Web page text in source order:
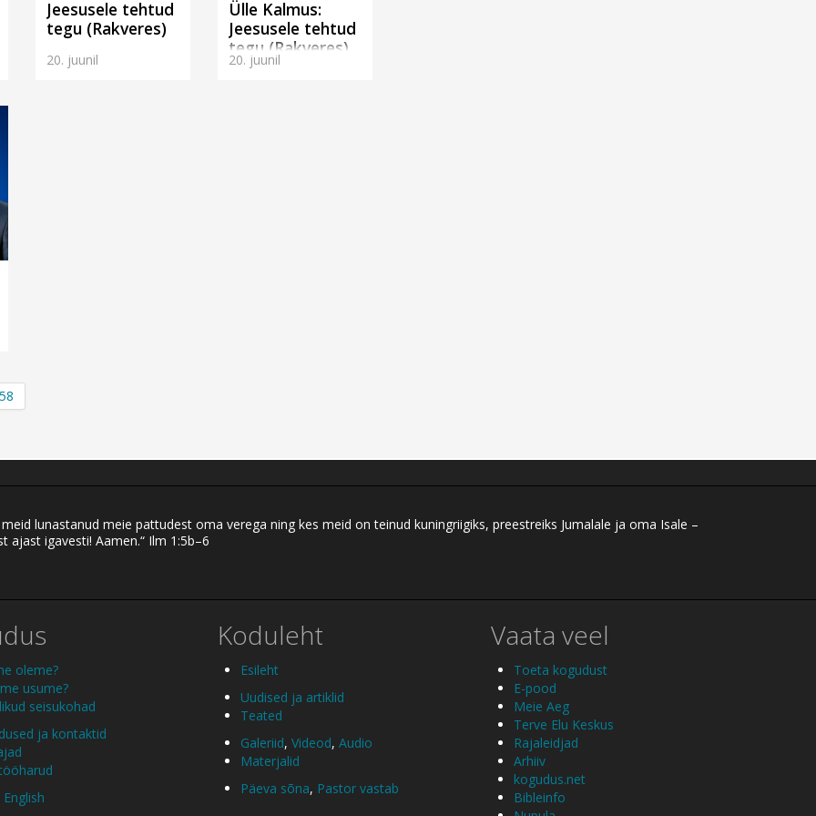
Jeesusele tehtud
tegu (Rakveres)
20. juunil
Ülle Kalmus:
Jeesusele tehtud
tegu (Rakveres)
20. juunil
lunastanud meie pattudest oma verega ning kes meid on teinud kuningriigiks, preestreiks Jumalale ja oma Isale –
ajast igavesti! Aamen.“ Ilm 1:5b–6
oleme?
usume?
seisukohad
ja kontaktid
English
Koduleht
Esileht
Uudised ja artiklid
Teated
Galeriid, Videod, Audio
Materjalid
Päeva sõna, Pastor vastab
Vaata veel
Toeta kogudust
E-pood
Meie Aeg
Terve Elu Keskus
Rajaleidjad
Arhiiv
kogudus.net
Bibleinfo